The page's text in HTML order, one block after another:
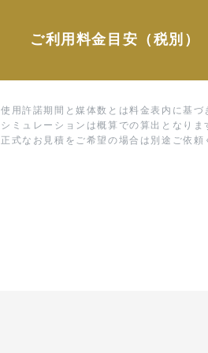
ご利用料金目安（税別）
使用許諾期間と媒体数とは料金表内に基づ
シミュレーションは概算での算出となりま
正式なお見積をご希望の場合は別途ご依頼